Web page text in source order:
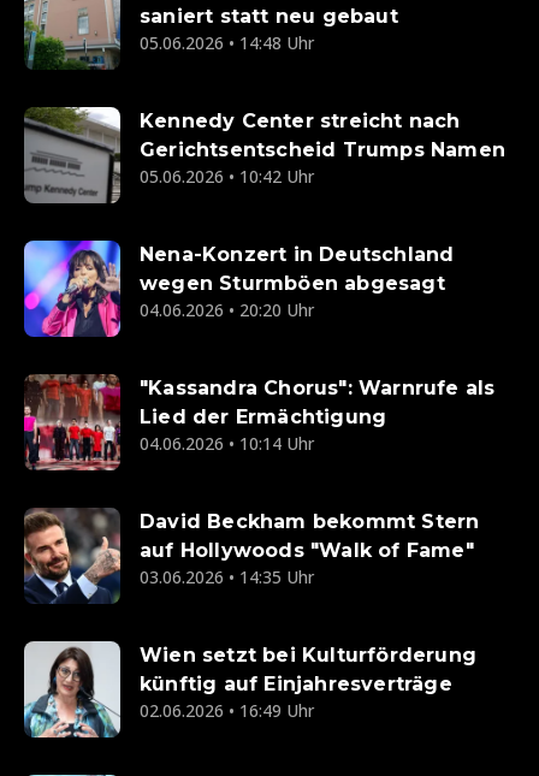
saniert statt neu gebaut
05.06.2026 • 14:48 Uhr
Kennedy Center streicht nach
Gerichtsentscheid Trumps Namen
05.06.2026 • 10:42 Uhr
Nena-Konzert in Deutschland
wegen Sturmböen abgesagt
04.06.2026 • 20:20 Uhr
"Kassandra Chorus": Warnrufe als
Lied der Ermächtigung
04.06.2026 • 10:14 Uhr
David Beckham bekommt Stern
auf Hollywoods "Walk of Fame"
03.06.2026 • 14:35 Uhr
Wien setzt bei Kulturförderung
künftig auf Einjahresverträge
02.06.2026 • 16:49 Uhr